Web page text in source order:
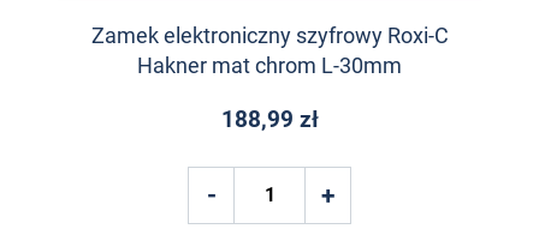
Zamek elektroniczny szyfrowy Roxi-C
Hakner mat chrom L-30mm
188,99 zł